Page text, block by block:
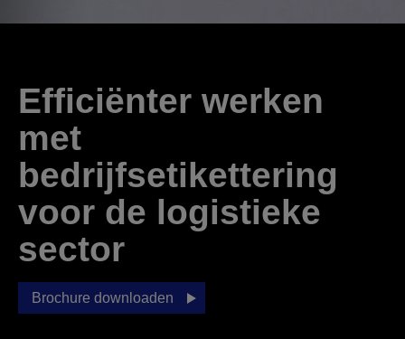
Efficiënter werken
met
bedrijfsetikettering
voor de logistieke
sector
Brochure downloaden